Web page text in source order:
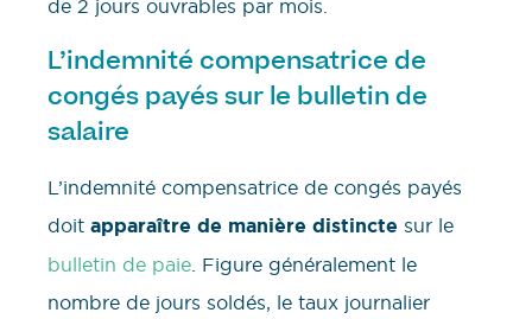
de 2 jours ouvrables par mois.
L’indemnité compensatrice de
congés payés sur le bulletin de
salaire
L’indemnité compensatrice de congés payés
doit apparaître de manière distincte sur le
bulletin de paie . Figure généralement le
nombre de jours soldés, le taux journalier